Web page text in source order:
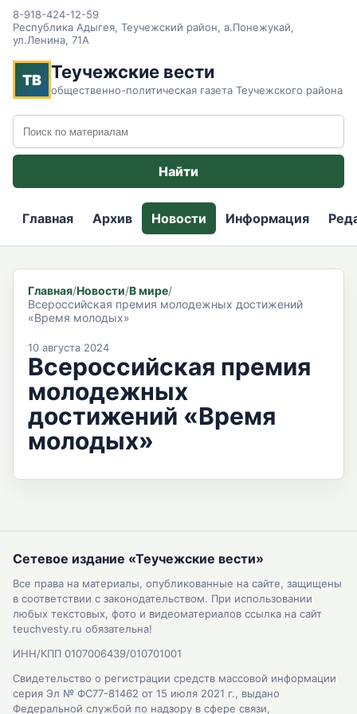
8-918-424-12-59
Республика Адыгея, Теучежский район, а.Понежукай,
ул.Ленина, 71А
ТВ Теучежские вести
общественно-политическая газета Теучежского района
Поиск по сайту
Найти
Главная Архив Новости Информация
Главная/Новости/В мире/
Всероссийская премия молодежных достижений
«Время молодых»
10 августа 2024
Всероссийская премия
молодежных
достижений «Время
молодых»
Сетевое издание «Теучежские вести»
Все права на материалы, опубликованные на сайте, защищены
в соответствии с законодательством. При использовании
любых текстовых, фото и видеоматериалов ссылка на сайт
teuchvesty.ru обязательна!
ИНН/КПП 0107006439/010701001
Свидетельство о регистрации средств массовой информации
серия Эл № ФС77-81462 от 15 июля 2021 г., выдано
Федеральной службой по надзору в сфере связи,